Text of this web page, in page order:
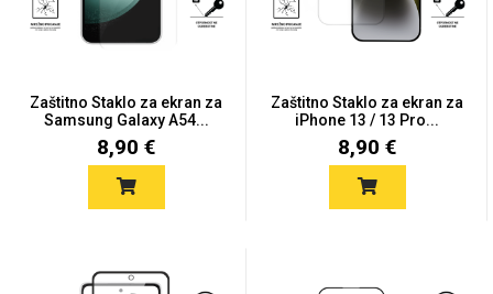
Zaštitno Staklo za ekran za
Samsung Galaxy A54...
8,90 €
Zaštitno Staklo za ekran za
iPhone 13 / 13 Pro...
8,90 €